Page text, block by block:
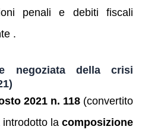
penali e debiti fiscali
.
negoziata della crisi
2021 n. 118 (convertito
la composizione